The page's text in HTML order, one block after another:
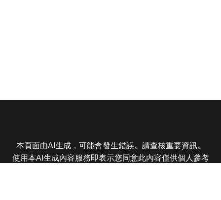
本頁面由AI生成，可能會發生錯誤。請查核重要資訊。
使用本AI生成內容服務即表示您同意此內容僅供個人參考